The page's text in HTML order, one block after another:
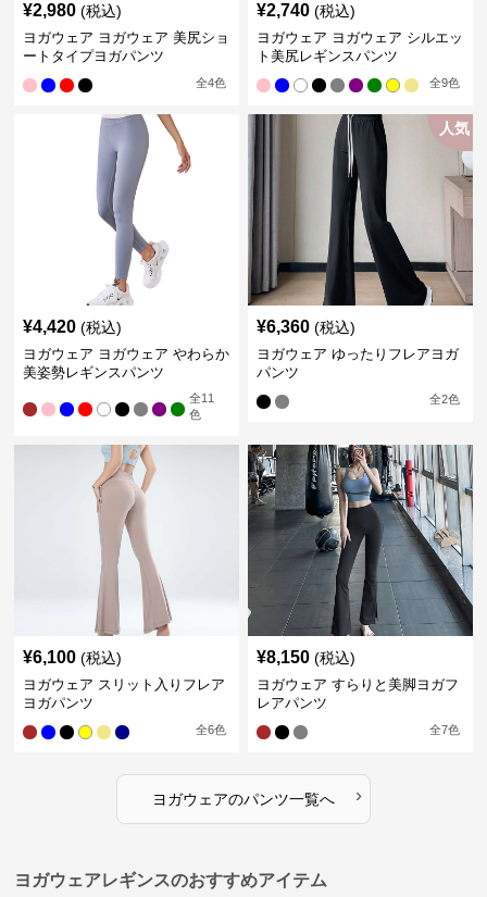
¥2,980 (税込)
ヨガウェア ヨガウェア 美尻ショ
ートタイプヨガパンツ
全4色
¥2,740 (税込)
ヨガウェア ヨガウェア シルエッ
ト美尻レギンスパンツ
全9色
¥4,420 (税込)
ヨガウェア ヨガウェア やわらか
美姿勢レギンスパンツ
全11
色
人気
¥6,360 (税込)
ヨガウェア ゆったりフレアヨガ
パンツ
全2色
¥6,100 (税込)
ヨガウェア スリット入りフレア
ヨガパンツ
全6色
¥8,150 (税込)
ヨガウェア すらりと美脚ヨガフ
レアパンツ
全7色
ヨガウェアのパンツ一覧へ ›
ヨガウェアレギンスのおすすめアイテム